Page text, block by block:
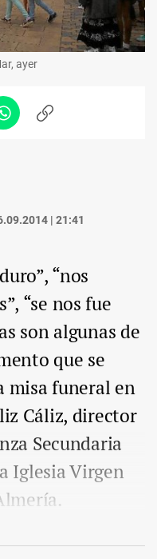
ayer
WhatsappCopiar
| 21:41
“nos
“se nos fue
son algunas de
que se
misa funeral en
Cáliz, director
Secundaria
Iglesia Virgen